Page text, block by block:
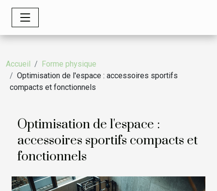
Accueil
Forme physique
Optimisation de l'espace : accessoires sportifs
compacts et fonctionnels
Optimisation de l'espace :
accessoires sportifs compacts et
fonctionnels